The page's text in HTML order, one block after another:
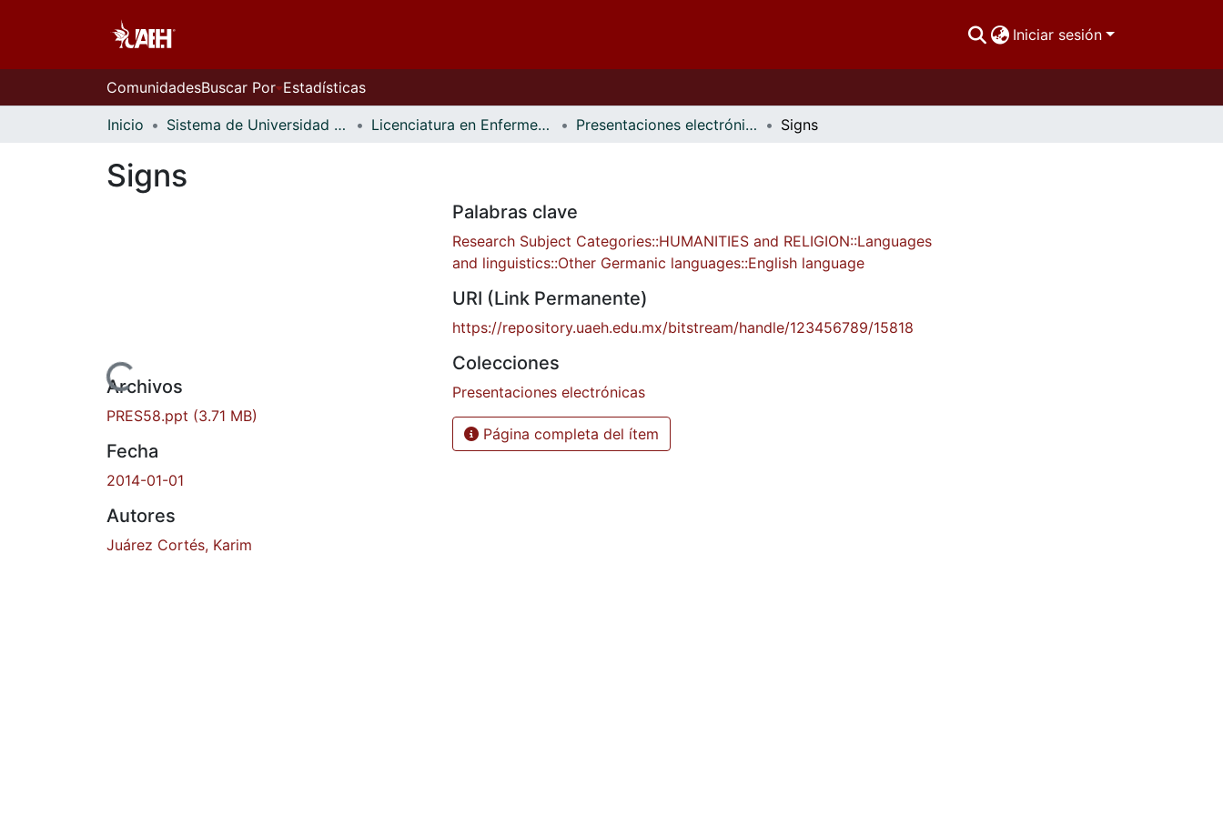
Iniciar sesión
ComunidadesBuscar Por Estadísticas
Inicio Sistema de Universidad Virtual Licenciatura en Enfermería Virtual Presentaciones electrónicas Signs
Signs
Cargando...
Archivos
PRES58.ppt (3.71 MB)
Fecha
2014-01-01
Autores
Juárez Cortés, Karim
Palabras clave
Research Subject Categories::HUMANITIES and RELIGION::Languages
and linguistics::Other Germanic languages::English language
URI (Link Permanente)
https://repository.uaeh.edu.mx/bitstream/handle/123456789/15818
Colecciones
Presentaciones electrónicas
Página completa del ítem